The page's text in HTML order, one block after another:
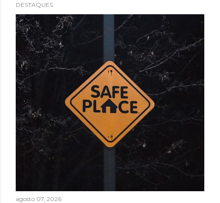
DESTAQUES
agosto 07, 2026